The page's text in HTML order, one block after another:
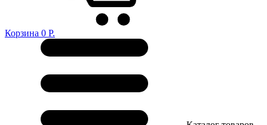
Корзина 0 Р.